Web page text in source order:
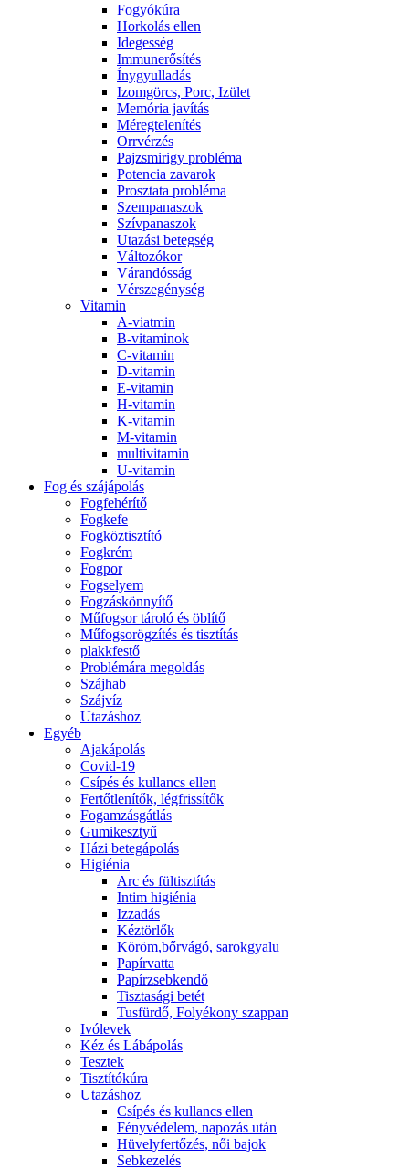
Fogyókúra
Horkolás ellen
Idegesség
Immunerősítés
Ínygyulladás
Izomgörcs, Porc, Izület
Memória javítás
Méregtelenítés
Orrvérzés
Pajzsmirigy probléma
Potencia zavarok
Prosztata probléma
Szempanaszok
Szívpanaszok
Utazási betegség
Változókor
Várandósság
Vérszegénység
Vitamin
A-viatmin
B-vitaminok
C-vitamin
D-vitamin
E-vitamin
H-vitamin
K-vitamin
M-vitamin
multivitamin
U-vitamin
Fog és szájápolás
Fogfehérítő
Fogkefe
Fogköztisztító
Fogkrém
Fogpor
Fogselyem
Fogzáskönnyítő
Műfogsor tároló és öblítő
Műfogsorögzítés és tisztítás
plakkfestő
Problémára megoldás
Szájhab
Szájvíz
Utazáshoz
Egyéb
Ajakápolás
Covid-19
Csípés és kullancs ellen
Fertőtlenítők, légfrissítők
Fogamzásgátlás
Gumikesztyű
Házi betegápolás
Higiénia
Arc és fültisztítás
Intim higiénia
Izzadás
Kéztörlők
Köröm,bőrvágó, sarokgyalu
Papírvatta
Papírzsebkendő
Tisztasági betét
Tusfürdő, Folyékony szappan
Ivólevek
Kéz és Lábápolás
Tesztek
Tisztítókúra
Utazáshoz
Csípés és kullancs ellen
Fényvédelem, napozás után
Hüvelyfertőzés, női bajok
Sebkezelés